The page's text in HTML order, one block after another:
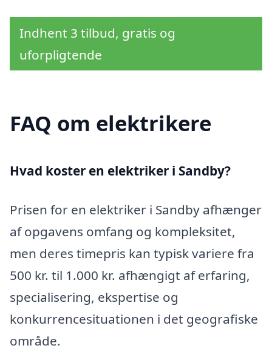
Indhent 3 tilbud, gratis og
uforpligtende
FAQ om elektrikere
Hvad koster en elektriker i Sandby?
Prisen for en elektriker i Sandby afhænger
af opgavens omfang og kompleksitet,
men deres timepris kan typisk variere fra
500 kr. til 1.000 kr. afhængigt af erfaring,
specialisering, ekspertise og
konkurrencesituationen i det geografiske
område.